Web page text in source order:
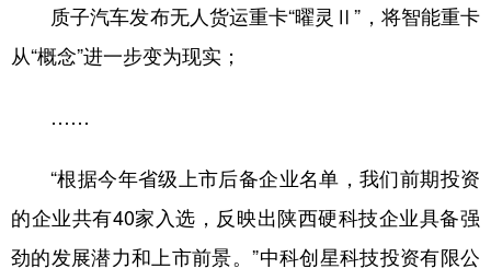
质子汽车发布无人货运重卡“曜灵Ⅱ”，将智能重卡
从“概念”进一步变为现实；
……
“根据今年省级上市后备企业名单，我们前期投资
的企业共有40家入选，反映出陕西硬科技企业具备强
劲的发展潜力和上市前景。”中科创星科技投资有限公